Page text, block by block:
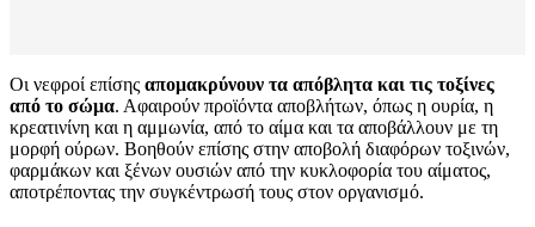
Οι νεφροί επίσης απομακρύνουν τα απόβλητα και τις τοξίνες
από το σώμα. Αφαιρούν προϊόντα αποβλήτων, όπως η ουρία, η
κρεατινίνη και η αμμωνία, από το αίμα και τα αποβάλλουν με τη
μορφή ούρων. Βοηθούν επίσης στην αποβολή διαφόρων τοξινών,
φαρμάκων και ξένων ουσιών από την κυκλοφορία του αίματος,
αποτρέποντας την συγκέντρωσή τους στον οργανισμό.